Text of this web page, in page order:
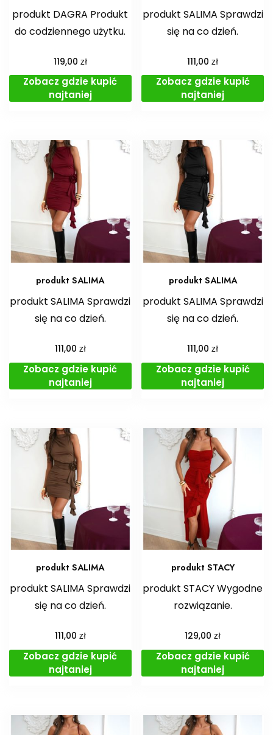
produkt DAGRA Produkt
do codziennego użytku.
119,00 zł
Zobacz gdzie kupić
najtaniej
produkt SALIMA Sprawdzi
się na co dzień.
111,00zł
Zobacz gdzie kupić
najtaniej
produkt SALIMA
produkt SALIMA Sprawdzi
się na co dzień.
111,00 zł
Zobacz gdzie kupić
najtaniej
produkt SALIMA
produkt SALIMA Sprawdzi
się na co dzień.
111,00zł
Zobacz gdzie kupić
najtaniej
produkt SALIMA
produkt SALIMA Sprawdzi
się na co dzień.
111,00 zł
Zobacz gdzie kupić
najtaniej
produkt STACY
produkt STACY Wygodne
rozwiązanie.
129,00zł
Zobacz gdzie kupić
najtaniej